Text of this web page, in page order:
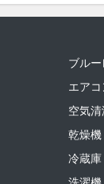
ブル
エアコ
空気清
乾燥機
冷蔵